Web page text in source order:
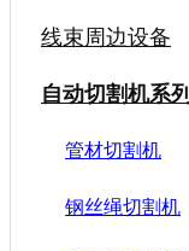
线束周边设备
自动切割机系列
管材切割机
钢丝绳切割机